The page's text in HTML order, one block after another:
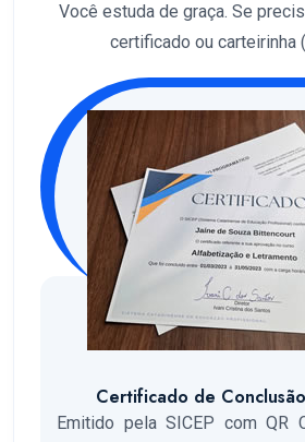
Você estuda de graça. Se
certificado ou carteirinha
Certificado de
Emitido pela SICEP com QR